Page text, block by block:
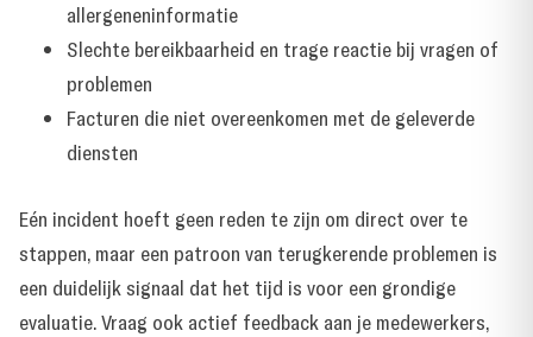
allergeneninformatie
Slechte bereikbaarheid en trage reactie bij vragen of
problemen
Facturen die niet overeenkomen met de geleverde
diensten
Eén incident hoeft geen reden te zijn om direct over te
stappen, maar een patroon van terugkerende problemen is
een duidelijk signaal dat het tijd is voor een grondige
evaluatie. Vraag ook actief feedback aan je medewerkers,